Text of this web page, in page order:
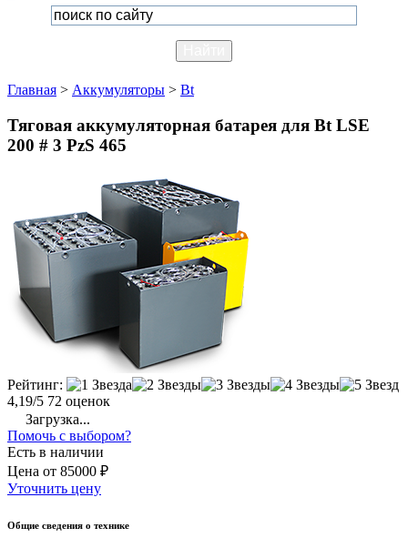
Главная > Аккумуляторы > Bt
Тяговая аккумуляторная батарея для Bt LSE
200 # 3 PzS 465
Рейтинг:
4,19/5 72 оценок
Загрузка...
Помочь с выбором?
Есть в наличии
Цена от 85000 ₽
Уточнить цену
Общие сведения о технике